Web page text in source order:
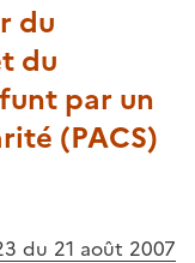
du
du
par un
(PACS)
du 21 août 2007